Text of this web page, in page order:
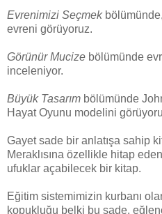
Evrenimizi Seçmek
evreni görüyoruz.
Görünür Mucize bölümünde
inceleniyor.
Büyük Tasarım bölümünde
Hayat Oyunu modelini
Gayet sade bir anlatışa sahip
Meraklısına özellikle hitap
ufuklar açabilecek bir kitap.
Eğitim sistemimizin kurbanı
kopukluğu belki bu sade,